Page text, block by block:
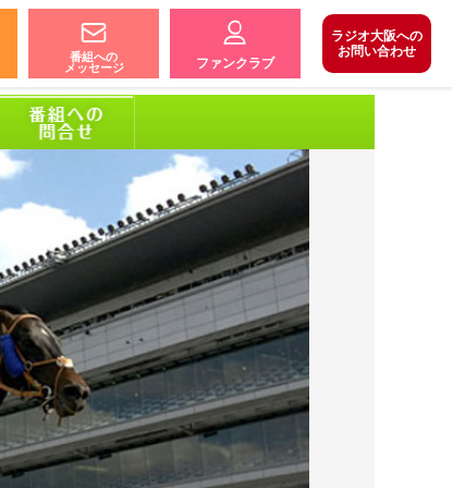
番組への
メッセージ
ファンクラブ
ラジオ大阪への
お問い合わせ